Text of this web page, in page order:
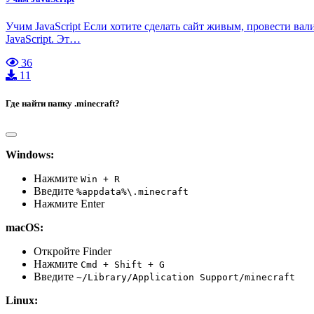
Учим JavaScript Если хотите сделать сайт живым, провести
JavaScript. Эт…
36
11
Где найти папку .minecraft?
Windows:
Нажмите Win + R
Введите %appdata%\.minecraft
Нажмите Enter
macOS:
Откройте Finder
Нажмите Cmd + Shift + G
Введите ~/Library/Application Support/minecraft
Linux: